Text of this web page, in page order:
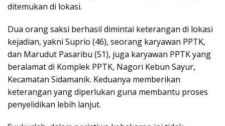
ditemukan di lokasi.
Dua orang saksi berhasil dimintai keterangan di lokasi
kejadian, yakni Suprio (46), seorang karyawan PPTK,
dan Marudut Pasaribu (51), juga karyawan PPTK yang
beralamat di Komplek PPTK, Nagori Kebun Sayur,
Kecamatan Sidamanik. Keduanya memberikan
keterangan yang diperlukan guna membantu proses
penyelidikan lebih lanjut.